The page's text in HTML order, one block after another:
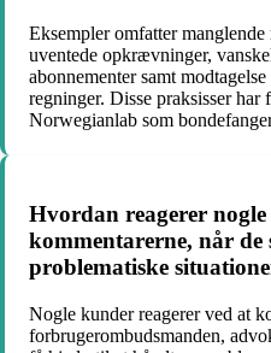
Eksempler omfatter
uventede opkrævninger,
abonnementer samt
regninger. Disse praksisser har
Norwegianlab som
Hvordan reagerer
kommentarerne, når de
problematiske
Nogle kunder reagerer ved at
forbrugerombudsmanden,